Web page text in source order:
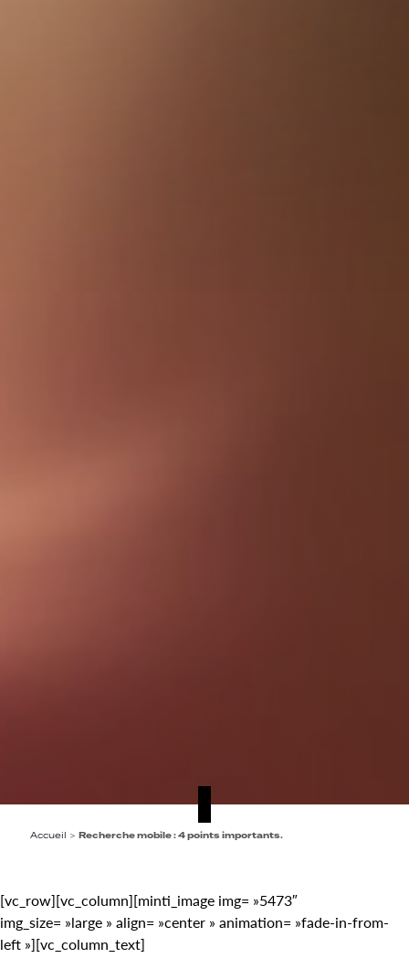
Accueil > Recherche mobile : 4 points importants.
[vc_row][vc_column][minti_image img= »5473″
img_size= »large » align= »center » animation= »fade-in-from-
left »][vc_column_text]